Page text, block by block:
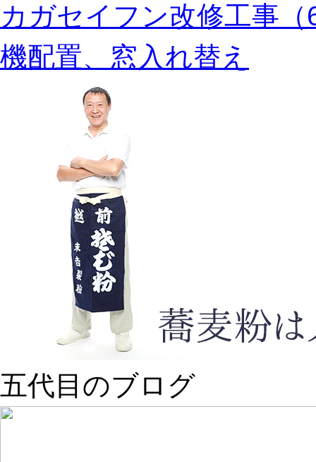
カガセイフン改修工事
機配置、窓入れ替え
五代目のブログ